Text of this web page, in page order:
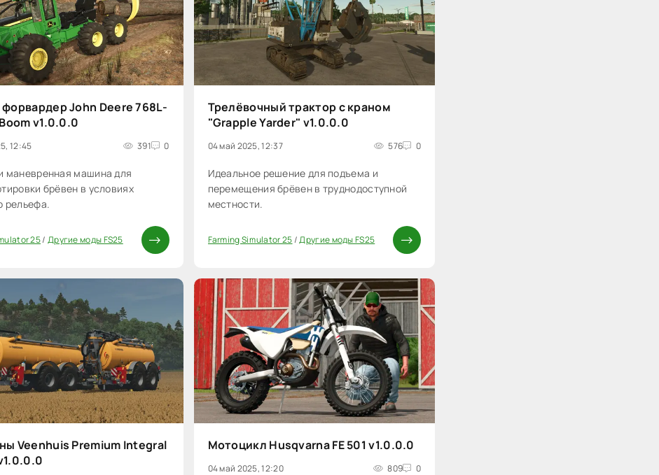
John Deere 768L-
v1.0.0.0
12:45 391 0
маневренная машина для
брёвен в условиях
рельефа.
25/ Другие моды FS25
Трелёвочный трактор с краном
"Grapple Yarder" v1.0.0.0
04 май 2025, 12:37 576 0
Идеальное решение для подъема и
перемещения брёвен в труднодоступной
местности.
0
Farming Simulator 25/Другие моды FS25
Veenhuis Premium Integral
Мотоцикл Husqvarna FE 501 v1.0.0.0
04 май 2025, 12:20 809 0